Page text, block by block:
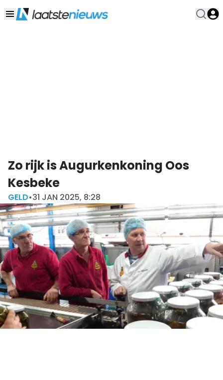
Zo rijk is Augurkenkoning Oos
Kesbeke
GELD•31 JAN 2025, 8:28